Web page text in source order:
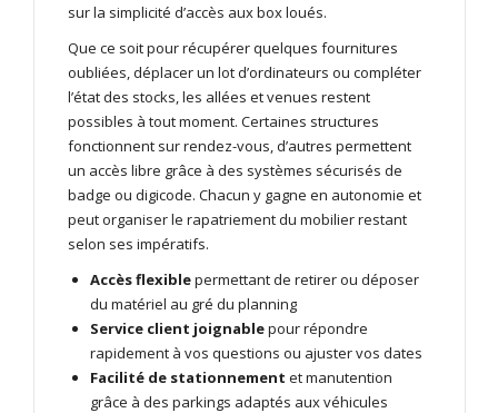
sur la simplicité d’accès aux box loués.
Que ce soit pour récupérer quelques fournitures
oubliées, déplacer un lot d’ordinateurs ou compléter
l’état des stocks, les allées et venues restent
possibles à tout moment. Certaines structures
fonctionnent sur rendez-vous, d’autres permettent
un accès libre grâce à des systèmes sécurisés de
badge ou digicode. Chacun y gagne en autonomie et
peut organiser le rapatriement du mobilier restant
selon ses impératifs.
Accès flexiblepermettant de retirer ou déposer
du matériel au gré du planning
Service client joignablepour répondre
rapidement à vos questions ou ajuster vos dates
Facilité de stationnement et manutention
grâce à des parkings adaptés aux véhicules